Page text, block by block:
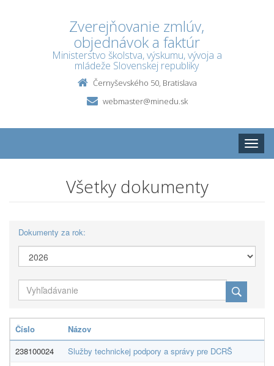
Zverejňovanie zmlúv,
objednávok a faktúr
Ministerstvo školstva, výskumu, vývoja a
mládeže Slovenskej republiky
Černyševského 50, Bratislava
webmaster@minedu.sk
Toggle
Všetky dokumenty
Dokumenty za rok:
Číslo Názov
238100024
Služby technickej podpory a správy pre DCRŠ